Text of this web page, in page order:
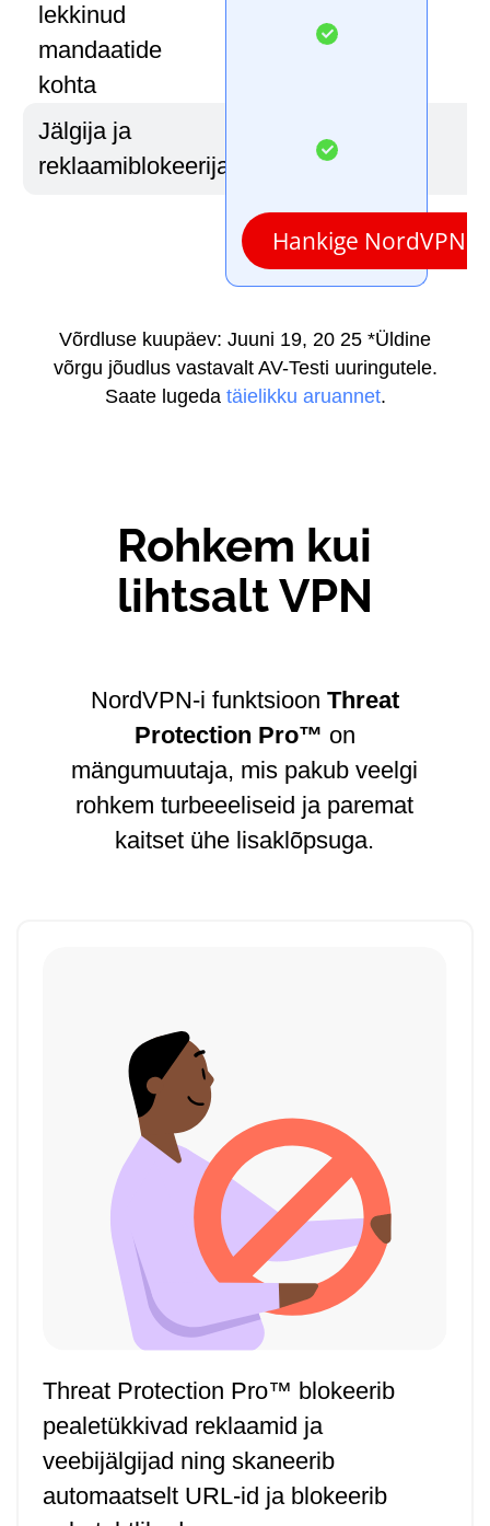
lekkinud
mandaatide
kohta
Jälgija ja
reklaamiblokeerija
Hankige NordVPN
Võrdluse kuupäev: Juuni 19, 20 25 *Üldine
võrgu jõudlus vastavalt AV-Testi uuringutele.
Saate lugeda täielikku aruannet.
Rohkem kui
lihtsalt VPN
NordVPN-i funktsioon Threat
Protection Pro™ on
mängumuutaja, mis pakub veelgi
rohkem turbeeeliseid ja paremat
kaitset ühe lisaklõpsuga.
Threat Protection Pro™ blokeerib
pealetükkivad reklaamid ja
veebijälgijad ning skaneerib
automaatselt URL-id ja blokeerib